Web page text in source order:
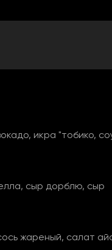
икра "тобико,
сыр дорблю, сыр
жареный, салат